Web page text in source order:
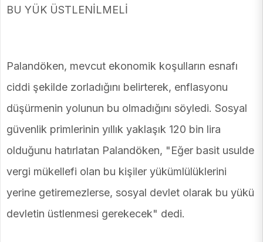
BU YÜK ÜSTLENİLMELİ
Palandöken, mevcut ekonomik koşulların esnafı
ciddi şekilde zorladığını belirterek, enflasyonu
düşürmenin yolunun bu olmadığını söyledi. Sosyal
güvenlik primlerinin yıllık yaklaşık 120 bin lira
olduğunu hatırlatan Palandöken, "Eğer basit usulde
vergi mükellefi olan bu kişiler yükümlülüklerini
yerine getiremezlerse, sosyal devlet olarak bu yükü
devletin üstlenmesi gerekecek" dedi.